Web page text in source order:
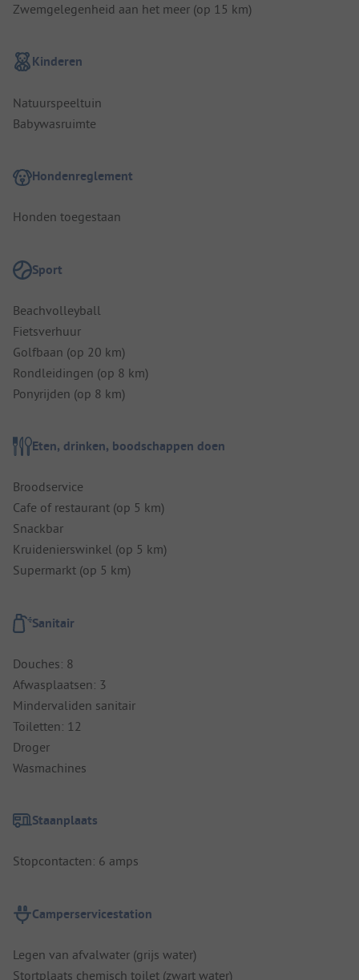
Zwemgelegenheid aan het meer (op 15 km)
Kinderen
Natuurspeeltuin
Babywasruimte
Hondenreglement
Honden toegestaan
Sport
Beachvolleyball
Fietsverhuur
Golfbaan (op 20 km)
Rondleidingen (op 8 km)
Ponyrijden (op 8 km)
Eten, drinken, boodschappen doen
Broodservice
Cafe of restaurant (op 5 km)
Snackbar
Kruidenierswinkel (op 5 km)
Supermarkt (op 5 km)
Sanitair
Douches: 8
Afwasplaatsen: 3
Mindervaliden sanitair
Toiletten: 12
Droger
Wasmachines
Staanplaats
Stopcontacten: 6 amps
Camperservicestation
Legen van afvalwater (grijs water)
Stortplaats chemisch toilet (zwart water)